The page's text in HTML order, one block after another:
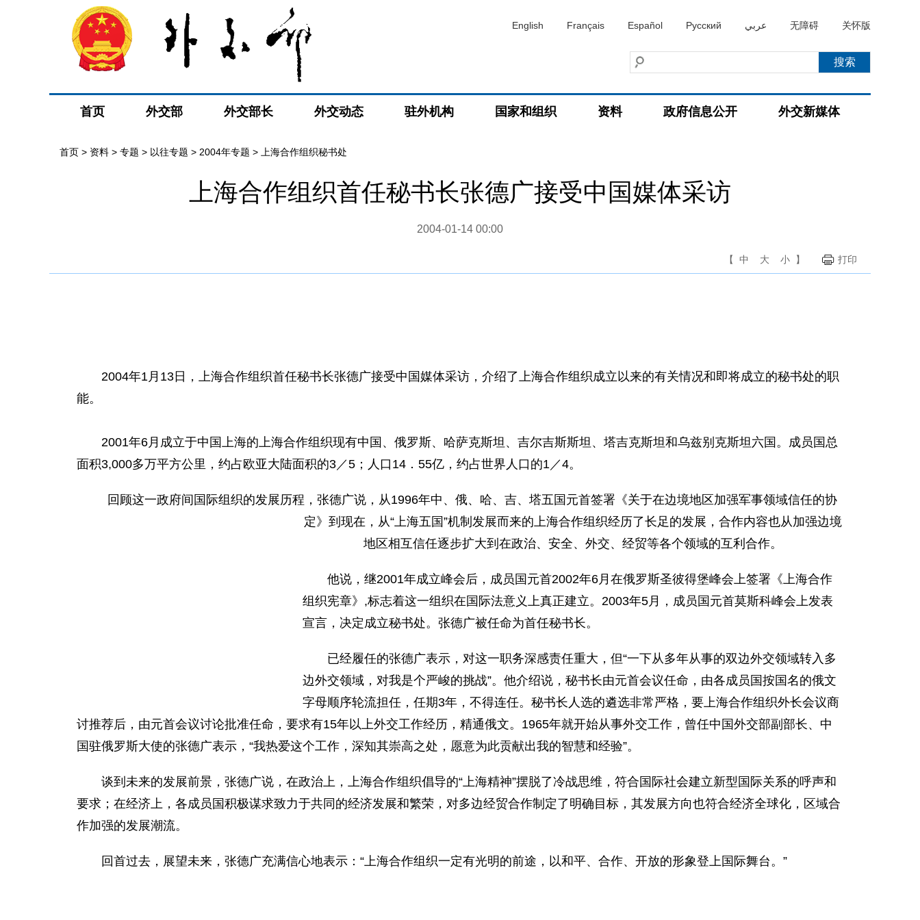
English Français Español Русский عربي 无障碍 关怀版
首页 外交部 外交部长 外交动态 驻外机构 国家和组织 资料 政府信息公开 外交新媒体
首页 > 资料 > 专题 > 以往专题 > 2004年专题 > 上海合作组织秘书处
上海合作组织首任秘书长张德广接受中国媒体采访
2004-01-14 00:00
【 中 大 小 】 打印
2004年1月13日，上海合作组织首任秘书长张德广接受中国媒体采访，介绍了上海合作组织成立以来的有关情况和即将成立的秘书处的职
能。
2001年6月成立于中国上海的上海合作组织现有中国、俄罗斯、哈萨克斯坦、吉尔吉斯斯坦、塔吉克斯坦和乌兹别克斯坦六国。成员国总
面积3,000多万平方公里，约占欧亚大陆面积的3／5；人口14．55亿，约占世界人口的1／4。
回顾这一政府间国际组织的发展历程，张德广说，从1996年中、俄、哈、吉、塔五国元首签署《关于在边境地区加强军事领域信任的协
定》到现在，从“上海五国”机制发展而来的上海合作组织经历了长足的发展，合作内容也从加强边境
地区相互信任逐步扩大到在政治、安全、外交、经贸等各个领域的互利合作。
他说，继2001年成立峰会后，成员国元首2002年6月在俄罗斯圣彼得堡峰会上签署《上海合作
组织宪章》,标志着这一组织在国际法意义上真正建立。2003年5月，成员国元首莫斯科峰会上发表
宣言，决定成立秘书处。张德广被任命为首任秘书长。
已经履任的张德广表示，对这一职务深感责任重大，但“一下从多年从事的双边外交领域转入多
边外交领域，对我是个严峻的挑战”。他介绍说，秘书长由元首会议任命，由各成员国按国名的俄文
字母顺序轮流担任，任期3年，不得连任。秘书长人选的遴选非常严格，要上海合作组织外长会议商
讨推荐后，由元首会议讨论批准任命，要求有15年以上外交工作经历，精通俄文。1965年就开始从事外交工作，曾任中国外交部副部长、中
国驻俄罗斯大使的张德广表示，“我热爱这个工作，深知其崇高之处，愿意为此贡献出我的智慧和经验”。
谈到未来的发展前景，张德广说，在政治上，上海合作组织倡导的“上海精神”摆脱了冷战思维，符合国际社会建立新型国际关系的呼声和
要求；在经济上，各成员国积极谋求致力于共同的经济发展和繁荣，对多边经贸合作制定了明确目标，其发展方向也符合经济全球化，区域合
作加强的发展潮流。
回首过去，展望未来，张德广充满信心地表示：“上海合作组织一定有光明的前途，以和平、合作、开放的形象登上国际舞台。”